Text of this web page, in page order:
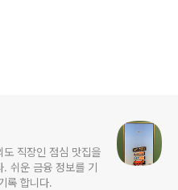
도 직장인 점심 맛집을
기록 합니다.